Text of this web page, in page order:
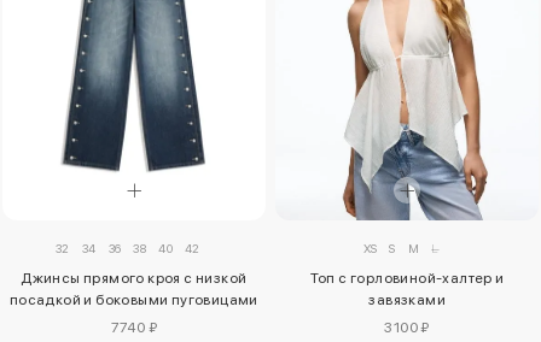
32 34 36 38 40 42
Джинсы прямого кроя с низкой
посадкой и боковыми пуговицами
7740 ₽
XS S M L
Топ с горловиной-халтер и
завязками
3100 ₽